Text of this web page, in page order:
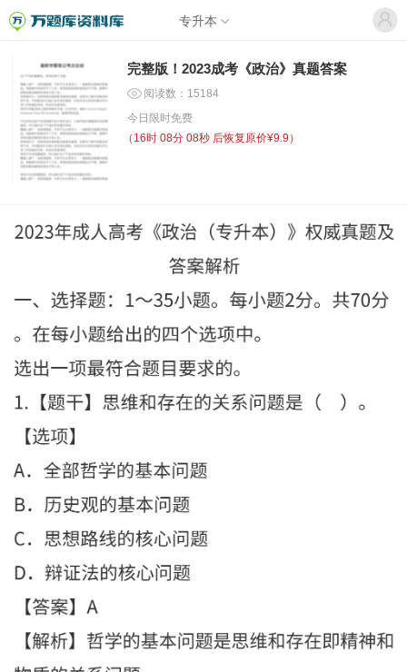
专升本
完整版！2023成考《政治》真题答案
阅读数：15184
今日限时免费
（ 16时 08分 08秒 后恢复原价¥9.9）